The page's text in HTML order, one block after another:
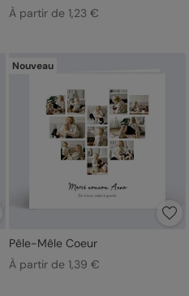
À partir de 1,23 €
Nouveau
Pêle-Mêle Coeur
À partir de 1,39 €